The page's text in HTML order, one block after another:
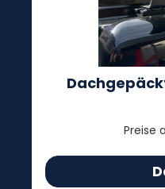
Preise